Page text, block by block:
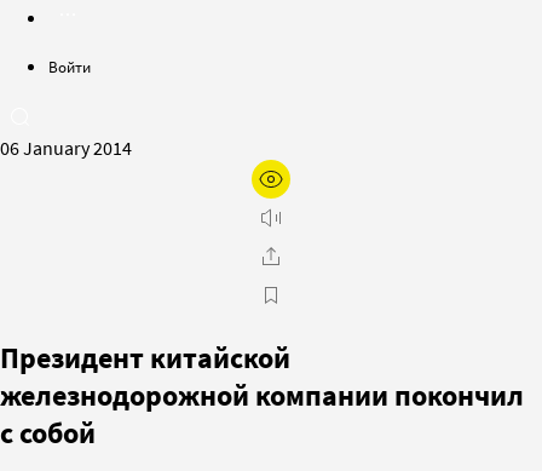
Войти
06 January 2014
Президент китайской
железнодорожной компании покончил
с собой